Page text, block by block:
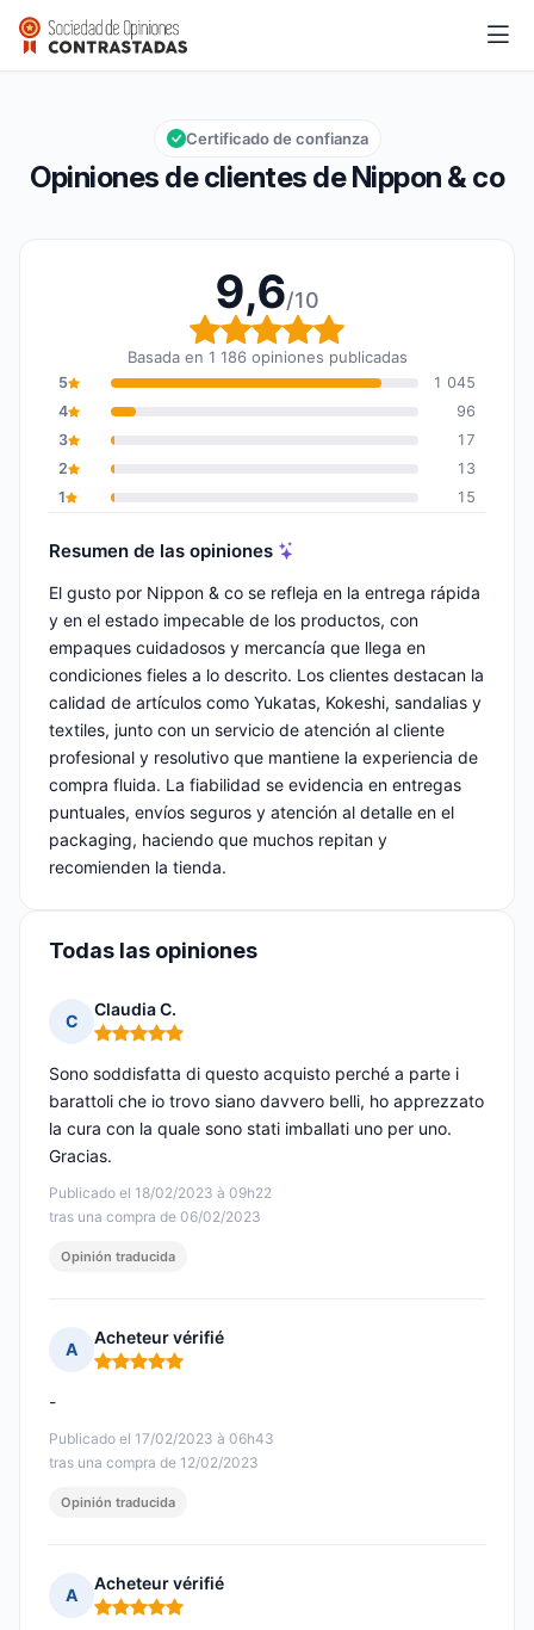
Nippon & co
Calificación global: 9,6 de 10
9,6/10
Opiniones de clientes de Nippon & co
Certificado de confianza
9,6/10
Calificación global: 9,6
Basada en 1 186 opiniones publicadas
5
1 045
4
96
3
17
2
13
1
15
Resumen de las opiniones
El gusto por Nippon & co se refleja en la entrega rápida
y en el estado impecable de los productos, con
empaques cuidadosos y mercancía que llega en
condiciones fieles a lo descrito. Los clientes destacan la
calidad de artículos como Yukatas, Kokeshi, sandalias y
textiles, junto con un servicio de atención al cliente
profesional y resolutivo que mantiene la experiencia de
compra fluida. La fiabilidad se evidencia en entregas
puntuales, envíos seguros y atención al detalle en el
packaging, haciendo que muchos repitan y
recomienden la tienda.
Todas las opiniones
C
Claudia C.
Nota: 5 de 5
Publicado el 18/02/2023 à 09h22
tras una compra de 06/02/2023
Sono soddisfatta di questo acquisto perché a parte i
barattoli che io trovo siano davvero belli, ho apprezzato
la cura con la quale sono stati imballati uno per uno.
Gracias.
Opinión traducida
A
Acheteur vérifié
Nota: 5 de 5
Publicado el 17/02/2023 à 06h43
tras una compra de 12/02/2023
-
Opinión traducida
A
Acheteur vérifié
Nota: 5 de 5